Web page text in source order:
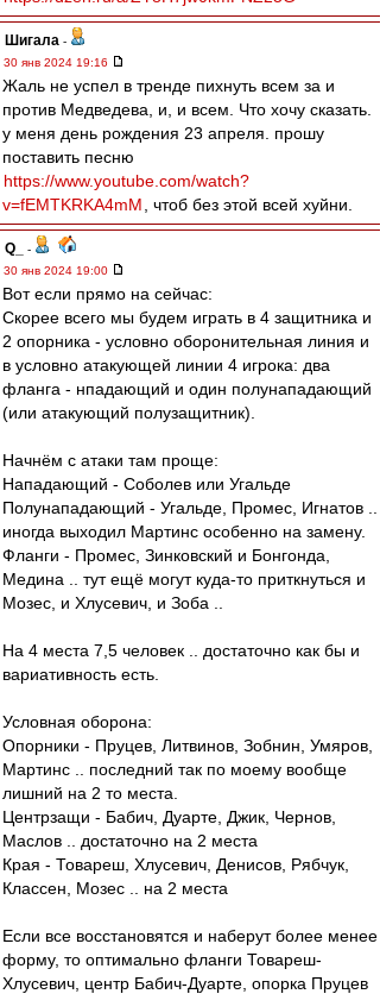
Шигала -
30 янв 2024 19:16
Жаль не успел в тренде пихнуть всем за и
против Медведева, и, и всем. Что хочу сказать.
у меня день рождения 23 апреля. прошу
поставить песню
https://www.youtube.com/watch?
v=fEMTKRKA4mM
, чтоб без этой всей хуйни.
Q_
-
30 янв 2024 19:00
Вот если прямо на сейчас:
Скорее всего мы будем играть в 4 защитника и
2 опорника - условно оборонительная линия и
в условно атакующей линии 4 игрока: два
фланга - нпадающий и один полунападающий
(или атакующий полузащитник).
Начнём с атаки там проще:
Нападающий - Соболев или Угальде
Полунападающий - Угальде, Промес, Игнатов ..
иногда выходил Мартинс особенно на замену.
Фланги - Промес, Зинковский и Бонгонда,
Медина .. тут ещё могут куда-то приткнуться и
Мозес, и Хлусевич, и Зоба ..
На 4 места 7,5 человек .. достаточно как бы и
вариативность есть.
Условная оборона:
Опорники - Пруцев, Литвинов, Зобнин, Умяров,
Мартинс .. последний так по моему вообще
лишний на 2 то места.
Центрзащи - Бабич, Дуарте, Джик, Чернов,
Маслов .. достаточно на 2 места
Края - Товареш, Хлусевич, Денисов, Рябчук,
Классен, Мозес .. на 2 места
Если все восстановятся и наберут более менее
форму, то оптимально фланги Товареш-
Хлусевич, центр Бабич-Дуарте, опорка Пруцев